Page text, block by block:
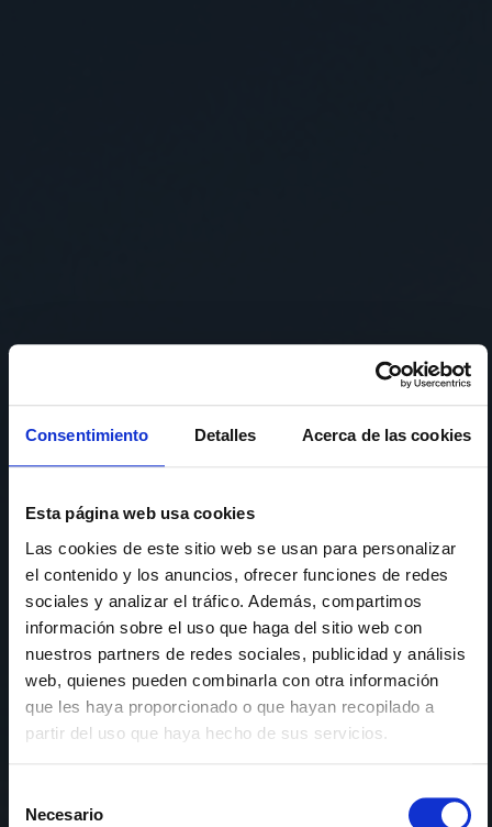
Consentimiento Detalles Acerca de las cookies
Esta página web usa cookies
Las cookies de este sitio web se usan para personalizar
el contenido y los anuncios, ofrecer funciones de redes
sociales y analizar el tráfico. Además, compartimos
información sobre el uso que haga del sitio web con
nuestros partners de redes sociales, publicidad y análisis
web, quienes pueden combinarla con otra información
que les haya proporcionado o que hayan recopilado a
partir del uso que haya hecho de sus servicios.
Necesario